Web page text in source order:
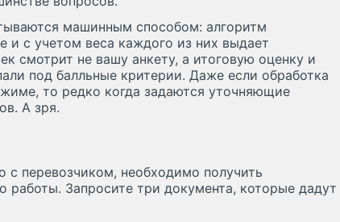
машинным способом: алгоритм
и с учетом веса каждого из них выдает
смотрит не вашу анкету, а итоговую оценку и
под балльные критерии. Даже если обработка
то редко когда задаются уточняющие
А зря.
с перевозчиком, необходимо получить
работы. Запросите три документа, которые дадут